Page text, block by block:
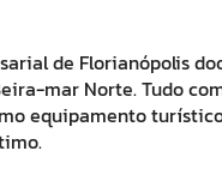
de Florianópolis
mar Norte. Tudo
equipamento